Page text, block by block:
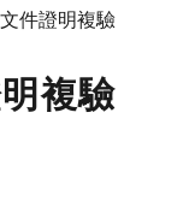
件證明複驗
複驗